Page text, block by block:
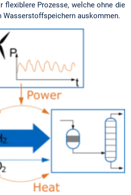
flexiblere Prozesse, welche ohne die
Wasserstoffspeichern auskommen.